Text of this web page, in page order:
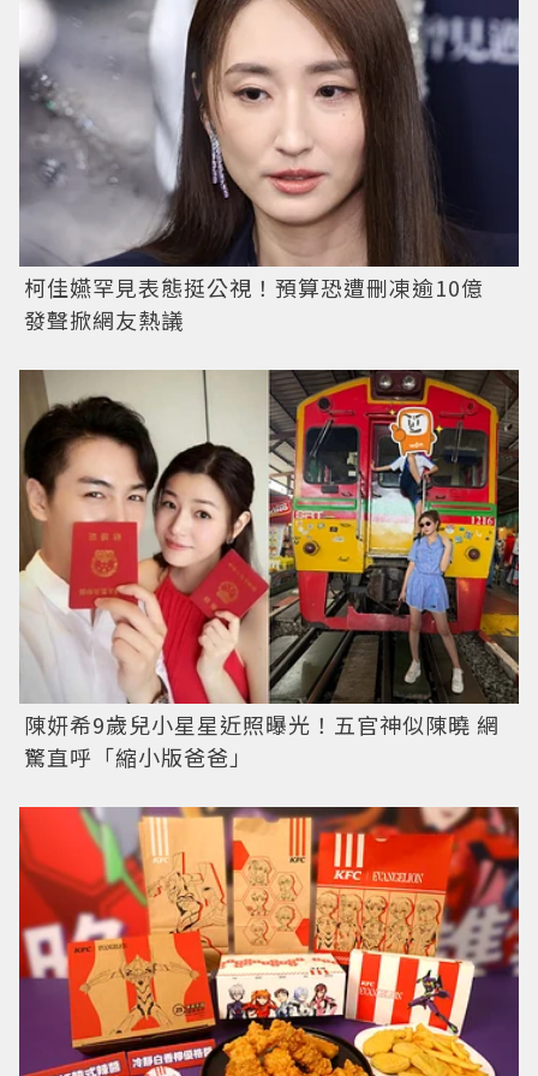
柯佳嬿罕見表態挺公視！預算恐遭刪凍逾10億
發聲掀網友熱議
陳妍希9歲兒小星星近照曝光！五官神似陳曉 網
驚直呼「縮小版爸爸」